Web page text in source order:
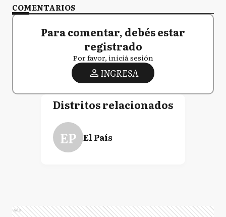
COMENTARIOS
Para comentar, debés estar
registrado
Por favor, iniciá sesión
INGRESA
Distritos relacionados
EP El País
Ads